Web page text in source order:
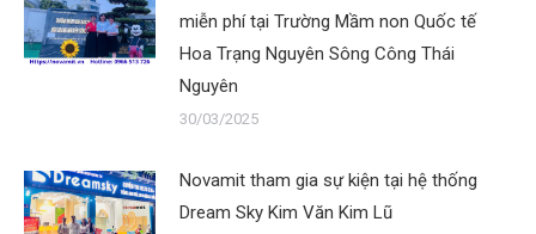
miễn phí tại Trường Mầm non Quốc tế
Hoa Trạng Nguyên Sông Công Thái
Nguyên
30/03/2025
Novamit tham gia sự kiện tại hệ thống
Dream Sky Kim Văn Kim Lũ